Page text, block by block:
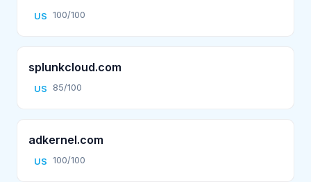
US 100/100
splunkcloud.com
US 85/100
adkernel.com
US 100/100